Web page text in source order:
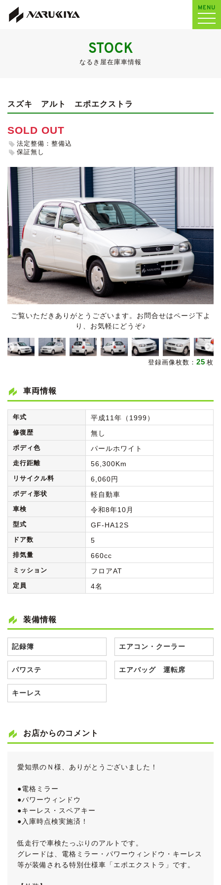
MENU
STOCK
なるき屋在庫車情報
スズキ アルト エポエクストラ
SOLD OUT
法定整備：整備込
保証無し
ご覧いただきありがとうございます。お問合せはページ下よ
り、お気軽にどうぞ♪
登録画像枚数： 25 枚
車両情報
年式 平成11年（1999）
修復歴 無し
ボディ色 パールホワイト
走行距離 56,300Km
リサイクル料 6,060円
ボディ形状 軽自動車
車検 令和8年10月
型式 GF-HA12S
ドア数 5
排気量 660cc
ミッション フロアAT
定員 4名
装備情報
記録簿 エアコン・クーラー
パワステ エアバッグ 運転席
キーレス
お店からのコメント
愛知県のＮ様、ありがとうございました！
●電格ミラー
●パワーウィンドウ
●キーレス・スペアキー
●入庫時点検実施済！
低走行で車検たっぷりのアルトです。
グレードは、電格ミラー・パワーウィンドウ・キーレス
等が装備される特別仕様車「エポエクストラ」です。